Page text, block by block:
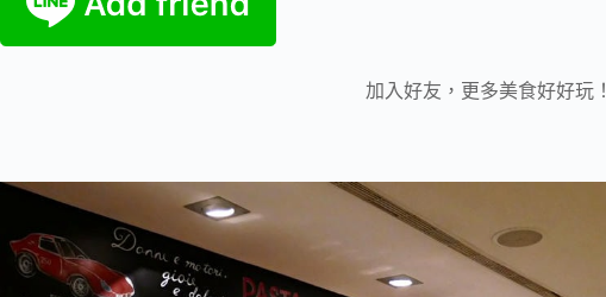
加入好友，更多美食好好玩！